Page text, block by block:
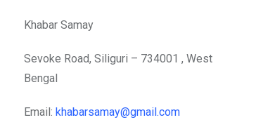
Khabar Samay
Sevoke Road, Siliguri – 734001 , West
Bengal
Email: khabarsamay@gmail.com